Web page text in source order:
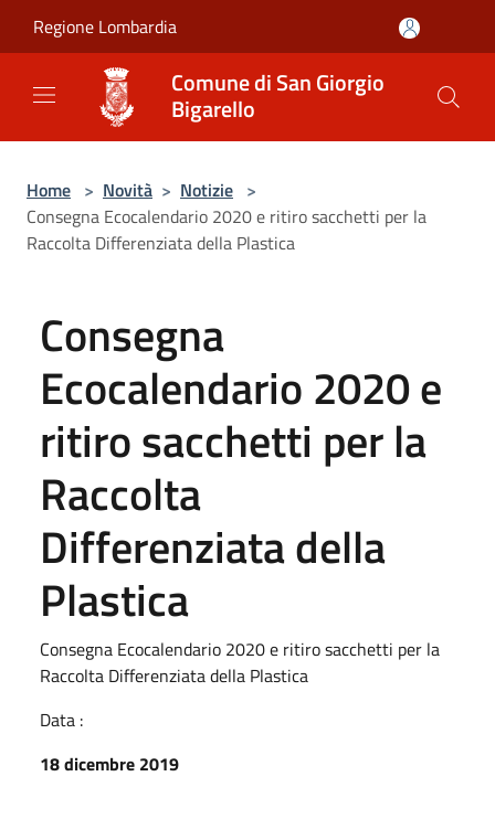
Regione Lombardia
Comune di San Giorgio
Bigarello
Home > Novità > Notizie >
Consegna Ecocalendario 2020 e ritiro sacchetti per la
Raccolta Differenziata della Plastica
Consegna
Ecocalendario 2020 e
ritiro sacchetti per la
Raccolta
Differenziata della
Plastica
Consegna Ecocalendario 2020 e ritiro sacchetti per la
Raccolta Differenziata della Plastica
Data :
18 dicembre 2019